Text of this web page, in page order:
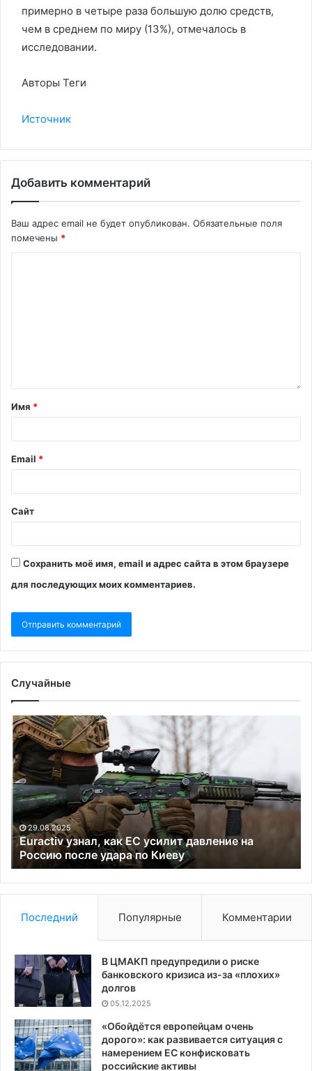
примерно в четыре раза большую долю средств,
чем в среднем по миру (13%), отмечалось в
исследовании.
Авторы Теги
Источник
Добавить комментарий
Ваш адрес email не будет опубликован. Обязательные поля
помечены *
Имя *
Email *
Сайт
Сохранить моё имя, email и адрес сайта в этом браузере
для последующих моих комментариев.
Случайные
Euractiv
узнал,
как
ЕС
усилит
давление
на
Россию
после
удара
по
Киеву
29.08.2025
Euractiv узнал, как ЕС усилит давление на
Россию после удара по Киеву
не
он
Последний Популярные Комментарии
В ЦМАКП предупредили о риске
банковского кризиса из-за «плохих»
долгов
05.12.2025
«Обойдётся европейцам очень
дорого»: как развивается ситуация с
намерением ЕС конфисковать
российские активы